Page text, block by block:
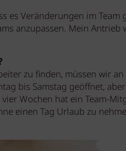
es Veränderungen im
anzupassen. Mein
zu finden, müssen wir
bis Samstag geöffnet,
Wochen hat ein Team-
einen Tag Urlaub zu